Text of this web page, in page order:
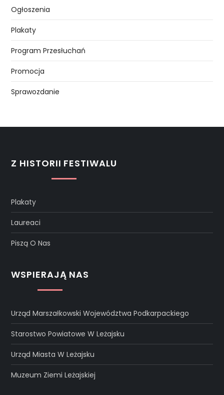
Ogłoszenia
Plakaty
Program Przesłuchań
Promocja
Sprawozdanie
Z HISTORII FESTIWALU
Plakaty
Laureaci
Piszą O Nas
WSPIERAJĄ NAS
Urząd Marszałkowski Województwa Podkarpackiego
Starostwo Powiatowe W Leżajsku
Urząd Miasta W Leżajsku
Muzeum Ziemi Leżajskiej